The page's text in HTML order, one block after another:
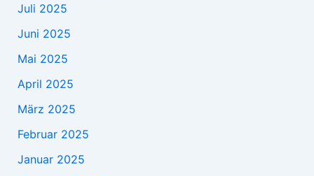
Juli 2025
Juni 2025
Mai 2025
April 2025
März 2025
Februar 2025
Januar 2025